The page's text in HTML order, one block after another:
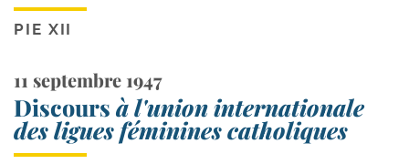
PIE XII
11 septembre 1947
Discours à l'union internationale
des ligues féminines catholiques